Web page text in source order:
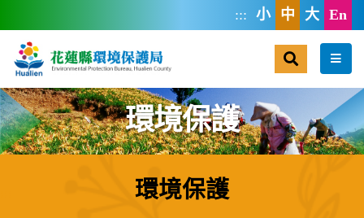
::: 小 中 大 En
選單
環境保護
環境保護